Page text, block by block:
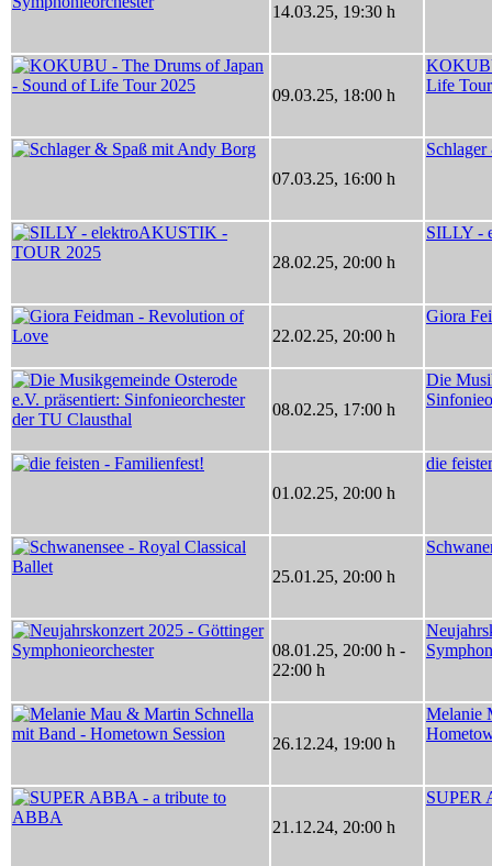
14.03.25, 19:30 h
09.03.25, 18:00 h
Life
07.03.25, 16:00 h
28.02.25, 20:00 h
SILLY -
22.02.25, 20:00 h
Giora
08.02.25, 17:00 h
Die
01.02.25, 20:00 h
die
25.01.25, 20:00 h
08.01.25, 20:00 h -
22:00 h
26.12.24, 19:00 h
Melanie
21.12.24, 20:00 h
SUPER